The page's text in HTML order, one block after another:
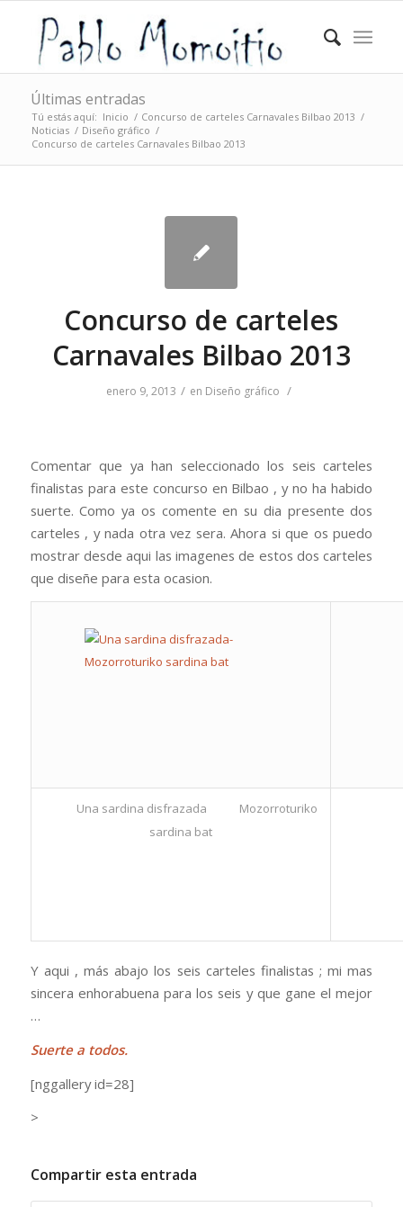
Últimas entradas
Tú estás aquí: Inicio / Concurso de carteles Carnavales Bilbao 2013 /
Noticias / Diseño gráfico /
Concurso de carteles Carnavales Bilbao 2013
Concurso de carteles
Carnavales Bilbao 2013
enero 9, 2013 / en Diseño gráfico /
Comentar que ya han seleccionado los seis carteles
finalistas para este concurso en Bilbao , y no ha habido
suerte. Como ya os comente en su dia presente dos
carteles , y nada otra vez sera. Ahora si que os puedo
mostrar desde aqui las imagenes de estos dos carteles
que diseñe para esta ocasion.
Una sardina disfrazada Mozorroturiko
sardina bat
Y aqui , más abajo los seis carteles finalistas ; mi mas
sincera enhorabuena para los seis y que gane el mejor
…
Suerte a todos.
[nggallery id=28]
>
Compartir esta entrada